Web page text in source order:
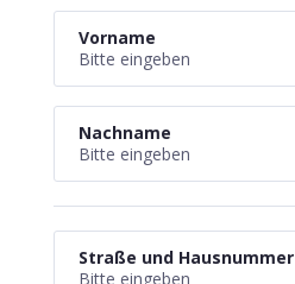
Vorname
Nachname
Straße und Hausnummer